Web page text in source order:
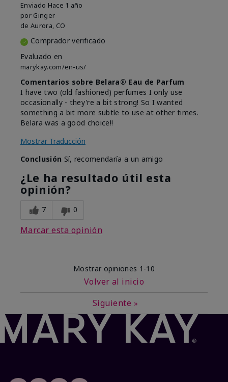
Enviado Hace 1 año
por Ginger
de Aurora, CO
Comprador verificado
Evaluado en
marykay.com/en-us/
Comentarios sobre Belara® Eau de Parfum
I have two (old fashioned) perfumes I only use
occasionally - they're a bit strong! So I wanted
something a bit more subtle to use at other times.
Belara was a good choice!!
Mostrar Traducción
Conclusión Sí, recomendaría a un amigo
¿Le ha resultado útil esta
opinión?
7 0
Marcar esta opinión
Mostrar opiniones 1-10
Volver al inicio
Siguiente »